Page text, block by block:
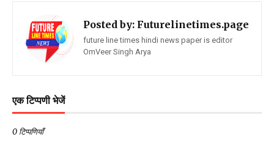
Posted by: Futurelinetimes.page
future line times hindi news paper is editor
OmVeer Singh Arya
एक टिप्पणी भेजें
0 टिप्पणियाँ